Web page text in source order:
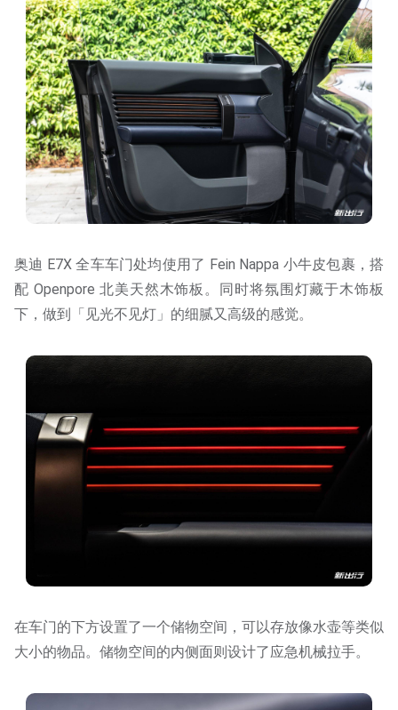
奥迪 E7X 全车车门处均使用了 Fein Nappa 小牛皮包裹，搭
配 Openpore 北美天然木饰板。同时将氛围灯藏于木饰板
下，做到「见光不见灯」的细腻又高级的感觉。
在车门的下方设置了一个储物空间，可以存放像水壶等类似
大小的物品。储物空间的内侧面则设计了应急机械拉手。